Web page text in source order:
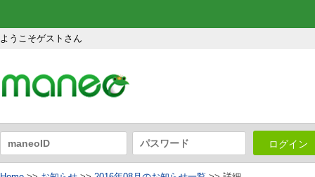
ようこそゲストさん
ログイン